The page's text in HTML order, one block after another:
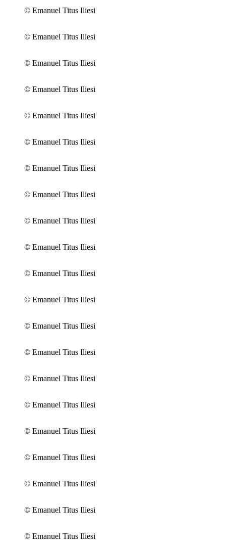
© Emanuel Titus Iliesi
© Emanuel Titus Iliesi
© Emanuel Titus Iliesi
© Emanuel Titus Iliesi
© Emanuel Titus Iliesi
© Emanuel Titus Iliesi
© Emanuel Titus Iliesi
© Emanuel Titus Iliesi
© Emanuel Titus Iliesi
© Emanuel Titus Iliesi
© Emanuel Titus Iliesi
© Emanuel Titus Iliesi
© Emanuel Titus Iliesi
© Emanuel Titus Iliesi
© Emanuel Titus Iliesi
© Emanuel Titus Iliesi
© Emanuel Titus Iliesi
© Emanuel Titus Iliesi
© Emanuel Titus Iliesi
© Emanuel Titus Iliesi
© Emanuel Titus Iliesi